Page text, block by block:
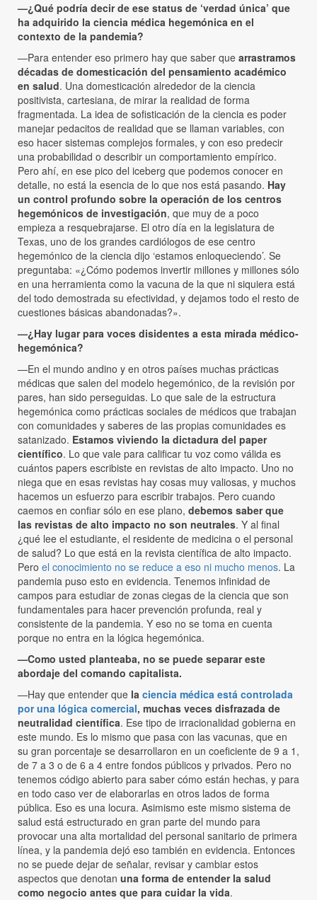
—¿Qué podría decir de ese status de ‘verdad única’ que
ha adquirido la ciencia médica hegemónica en el
contexto de la pandemia?
—Para entender eso primero hay que saber que arrastramos
décadas de domesticación del pensamiento académico
en salud. Una domesticación alrededor de la ciencia
positivista, cartesiana, de mirar la realidad de forma
fragmentada. La idea de sofisticación de la ciencia es poder
manejar pedacitos de realidad que se llaman variables, con
eso hacer sistemas complejos formales, y con eso predecir
una probabilidad o describir un comportamiento empírico.
Pero ahí, en ese pico del iceberg que podemos conocer en
detalle, no está la esencia de lo que nos está pasando. Hay
un control profundo sobre la operación de los centros
hegemónicos de investigación, que muy de a poco
empieza a resquebrajarse. El otro día en la legislatura de
Texas, uno de los grandes cardiólogos de ese centro
hegemónico de la ciencia dijo ‘estamos enloqueciendo’. Se
preguntaba: «¿Cómo podemos invertir millones y millones sólo
en una herramienta como la vacuna de la que ni siquiera está
del todo demostrada su efectividad, y dejamos todo el resto de
cuestiones básicas abandonadas?».
—¿Hay lugar para voces disidentes a esta mirada médico-
hegemónica?
—En el mundo andino y en otros países muchas prácticas
médicas que salen del modelo hegemónico, de la revisión por
pares, han sido perseguidas. Lo que sale de la estructura
hegemónica como prácticas sociales de médicos que trabajan
con comunidades y saberes de las propias comunidades es
satanizado. Estamos viviendo la dictadura del paper
científico. Lo que vale para calificar tu voz como válida es
cuántos papers escribiste en revistas de alto impacto. Uno no
niega que en esas revistas hay cosas muy valiosas, y muchos
hacemos un esfuerzo para escribir trabajos. Pero cuando
caemos en confiar sólo en ese plano, debemos saber que
las revistas de alto impacto no son neutrales. Y al final
¿qué lee el estudiante, el residente de medicina o el personal
de salud? Lo que está en la revista científica de alto impacto.
Pero el conocimiento no se reduce a eso ni mucho menos. La
pandemia puso esto en evidencia. Tenemos infinidad de
campos para estudiar de zonas ciegas de la ciencia que son
fundamentales para hacer prevención profunda, real y
consistente de la pandemia. Y eso no se toma en cuenta
porque no entra en la lógica hegemónica.
—Como usted planteaba, no se puede separar este
abordaje del comando capitalista.
—Hay que entender que la ciencia médica está controlada
por una lógica comercial, muchas veces disfrazada de
neutralidad científica. Ese tipo de irracionalidad gobierna en
este mundo. Es lo mismo que pasa con las vacunas, que en
su gran porcentaje se desarrollaron en un coeficiente de 9 a 1,
de 7 a 3 o de 6 a 4 entre fondos públicos y privados. Pero no
tenemos código abierto para saber cómo están hechas, y para
en todo caso ver de elaborarlas en otros lados de forma
pública. Eso es una locura. Asimismo este mismo sistema de
salud está estructurado en gran parte del mundo para
provocar una alta mortalidad del personal sanitario de primera
línea, y la pandemia dejó eso también en evidencia. Entonces
no se puede dejar de señalar, revisar y cambiar estos
aspectos que denotan una forma de entender la salud
como negocio antes que para cuidar la vida.